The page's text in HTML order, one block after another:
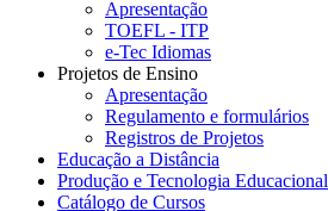
Apresentação
TOEFL - ITP
e-Tec Idiomas
Projetos de Ensino
Apresentação
Regulamento e formulários
Registros de Projetos
Educação a Distância
Produção e Tecnologia Educacional
Catálogo de Cursos